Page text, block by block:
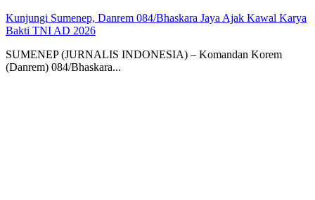
Kunjungi Sumenep, Danrem 084/Bhaskara Jaya Ajak Kawal Karya
Bakti TNI AD 2026
SUMENEP (JURNALIS INDONESIA) – Komandan Korem
(Danrem) 084/Bhaskara...